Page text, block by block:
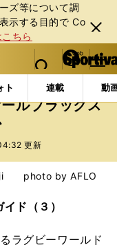
ズ等について調
⽰する⽬的で Co
ちら
閉じ
る
web Sportiva (webスポルティーバ)
検索
マイペ
ー
ジ
メニュ
ト 連載 動
【ラグビーＷ杯】
ルブラックス
更新
photo by AFLO
ド（３）
ラグビーワールド